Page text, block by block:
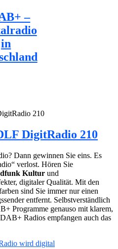
210
DigitRadio 210
Dann gewinnen Sie eins. Es
verlost. Hören Sie
Kultur und
digitaler Qualität. Mit den
sind Sie immer nur einen
entfernt. Selbstverständlich
Programme genauso mit klarem,
Radios empfangen auch das
wird digital